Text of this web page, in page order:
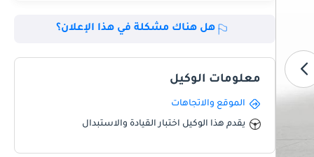
هل هناك مشكلة في هذا الإعلان؟
معلومات الوكيل
الموقع والاتجاهات
يقدم هذا الوكيل اختبار القيادة والاستبدال